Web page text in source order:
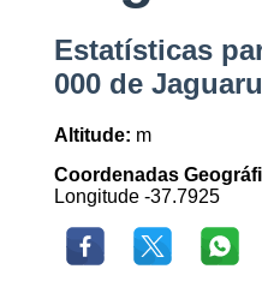
Estatísticas
000 de
Altitude: m
Coordenadas
Longitude -37.7925